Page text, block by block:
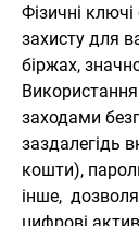
Фізичні
захисту для
біржах,
заходами
заздалегідь
кошти),
інше,